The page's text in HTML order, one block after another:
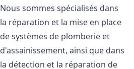
Nous sommes spécialisés dans
la réparation et la mise en place
de systèmes de plomberie et
d'assainissement, ainsi que dans
la détection et la réparation de